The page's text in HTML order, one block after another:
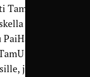
TamUn
alkaa
saa siis
ja